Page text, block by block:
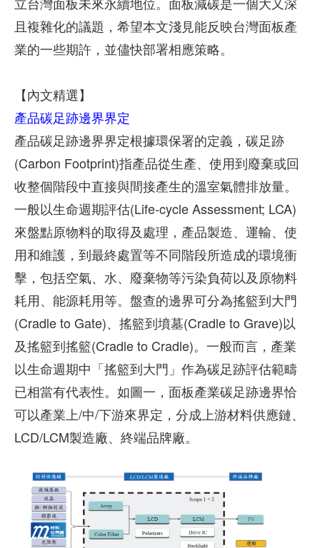
且複雜化的議題，希望本文淺見能反映台灣面板產
業的一些期許，並儘快部署相應策略。
【內文精選】
產品碳足跡邊界界定
產品碳足跡邊界界定根據環保署的定義，碳足跡
(Carbon Footprint)指產品從生產、使用到廢棄或回
收整個階段中直接與間接產生的溫室氣體排放量。
一般以生命週期評估(Life-cycle Assessment; LCA)
來盤點原物料的取得及處理，產品製造、運輸、使
用和維護，到最終處置等不同階段所造成的環境衝
擊，包括空氣、水、廢棄物等污染負荷以及原物料
耗用、能源耗用等。盤查的邊界可分為搖籃到大門
(Cradle to Gate)、搖籃到墳墓(Cradle to Grave)以
及搖籃到搖籃(Cradle to Cradle)。一般而言，產業
以生命週期中「搖籃到大門」作為碳足跡評估範疇
已相當有代表性。如圖一，面板產業碳足跡邊界恰
可以產業上/中/下游來界定，分成上游材料供應鏈、
LCD/LCM製造廠、終端品牌廠。